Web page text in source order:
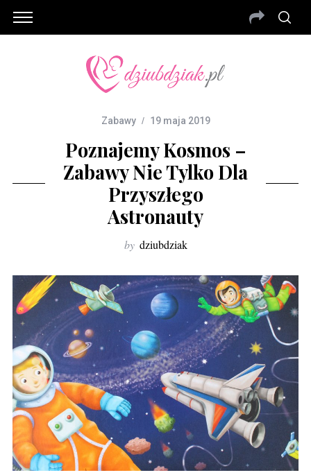
Zabawy 19 maja 2019
Poznajemy Kosmos –
Zabawy Nie Tylko Dla
Przyszłego
Astronauty
by dziubdziak